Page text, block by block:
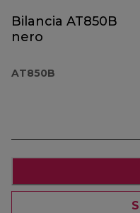
Bilancia AT850B
nero
AT850B